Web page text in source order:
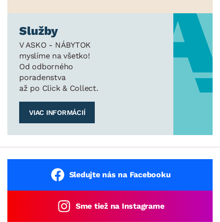
Služby
V ASKO - NÁBYTOK
myslíme na všetko!
Od odborného
poradenstva
až po Click & Collect.
VIAC INFORMÁCIÍ
Sledujte nás na Facebooku
Sme tiež na Instagrame